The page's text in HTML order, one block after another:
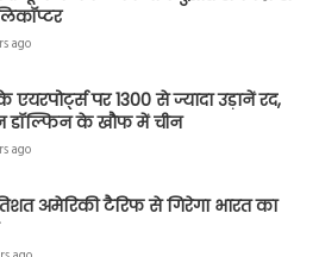
ago
एयरपोर्ट्स पर 1300 से ज्यादा उड़ानें रद,
डॉल्फिन के खौफ में चीन
ago
अमेरिकी टैरिफ से गिरेगा भारत का